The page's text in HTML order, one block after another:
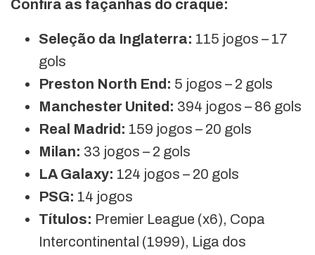
Confira as façanhas do craque:
Seleção da Inglaterra: 115 jogos – 17
gols
Preston North End: 5 jogos – 2 gols
Manchester United: 394 jogos – 86 gols
Real Madrid: 159 jogos – 20 gols
Milan: 33 jogos – 2 gols
LA Galaxy: 124 jogos – 20 gols
PSG: 14 jogos
Títulos: Premier League (x6), Copa
Intercontinental (1999), Liga dos